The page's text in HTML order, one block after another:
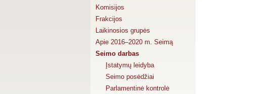
Komisijos
Frakcijos
Laikinosios grupės
Apie 2016–2020 m. Seimą
Seimo darbas
Įstatymų leidyba
Seimo posėdžiai
Parlamentinė kontrolė